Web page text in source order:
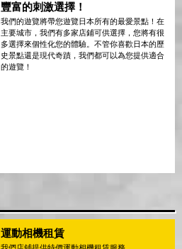
豐富的刺激選擇！
我們的遊覽將帶您遊覽日本所有的最愛景點！在
主要城市，我們有多家店鋪可供選擇，您將有很
多選擇來個性化您的體驗。不管你喜歡日本的歷
史景點還是現代奇蹟，我們都可以為您提供適合
的遊覽！
運動相機租賃